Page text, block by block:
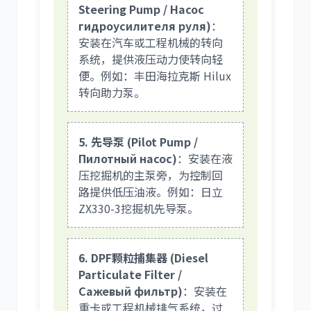
Steering Pump / Насос
гидроусилителя руля)：
安装在汽车或工程机械的转向
系统，提供液压动力使转向轻
便。例如：丰田海拉克斯 Hilux
转向助力泵。
5. 先导泵 (Pilot Pump /
Пилотный насос)：安装在液
压挖掘机的主泵旁，为控制回
路提供低压油液。例如：日立
ZX330-3挖掘机先导泵。
6. DPF颗粒捕集器 (Diesel
Particulate Filter /
Сажевый фильтр)：安装在
重卡或工程机械排气系统，过